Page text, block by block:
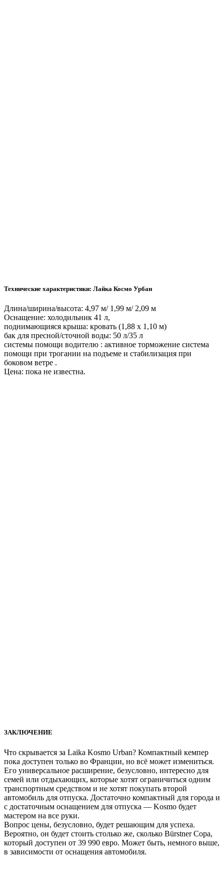
Технические характеристики: Лайка Космо Урбан
Длина/ширина/высота: 4,97 м/ 1,99 м/ 2,09 м
Оснащение: холодильник 41 л,
поднимающияся крыша: кровать (1,88 x 1,10 м)
бак для пресной/сточной воды: 50 л/35 л
системы помощи водителю : активное торможение система
помощи при трогании на подъеме и стабилизация при
боковом ветре .
Цена: пока не известна.
ЗАКЛЮЧЕНИЕ
Что скрывается за Laika Kosmo Urban? Компактный кемпер
пока доступен только во Франции, но всё может измениться.
Его универсальное расширение, безусловно, интересно для
семей или отдыхающих, которые хотят ограничиться одним
транспортным средством и не хотят покупать второй
автомобиль для отпуска. Достаточно компактный для города и
с достаточным оснащением для отпуска — Kosmo будет
мастером на все руки.
Вопрос цены, безусловно, будет решающим для успеха.
Вероятно, он будет стоить столько же, сколько Bürstner Copa,
который доступен от 39 990 евро. Может быть, немного выше,
в зависимости от оснащения автомобиля.